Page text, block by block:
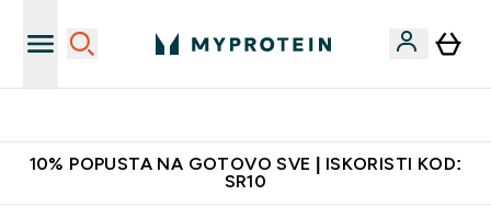
10% POPUSTA NA GOTOVO SVE | ISKORISTI KOD:
SR10